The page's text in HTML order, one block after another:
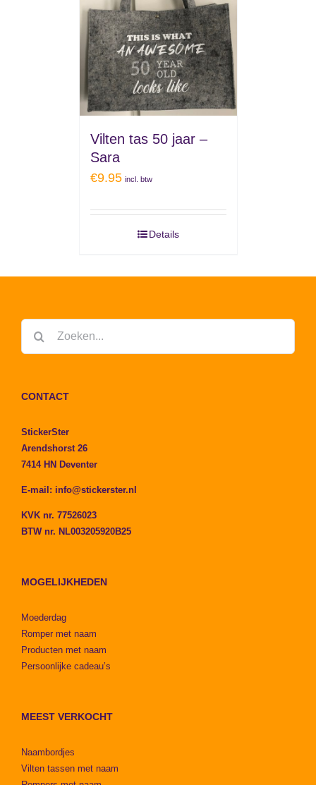
Vilten tas 50 jaar –
Sara
€9.95 incl. btw
Details
naar:
CONTACT
StickerSter
Arendshorst 26
7414 HN Deventer
E-mail: info@stickerster.nl
KVK nr. 77526023
BTW nr. NL003205920B25
MOGELIJKHEDEN
Moederdag
Romper met naam
Producten met naam
Persoonlijke cadeau’s
MEEST VERKOCHT
Naambordjes
Vilten tassen met naam